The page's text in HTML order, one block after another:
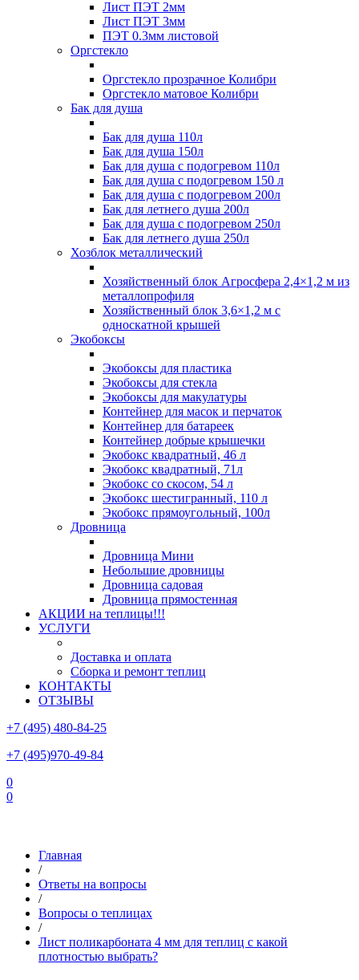
Лист ПЭТ 2мм
Лист ПЭТ 3мм
ПЭТ 0.3мм листовой
Оргстекло
Оргстекло прозрачное Колибри
Оргстекло матовое Колибри
Бак для душа
Бак для душа 110л
Бак для душа 150л
Бак для душа с подогревом 110л
Бак для душа с подогревом 150 л
Бак для душа с подогревом 200л
Бак для летнего душа 200л
Бак для душа с подогревом 250л
Бак для летнего душа 250л
Хозблок металлический
Хозяйственный блок Агросфера 2,4×1,2 м из
металлопрофиля
Хозяйственный блок 3,6×1,2 м с
односкатной крышей
Экобоксы
Экобоксы для пластика
Экобоксы для стекла
Экобоксы для макулатуры
Контейнер для масок и перчаток
Контейнер для батареек
Контейнер добрые крышечки
Экобокс квадратный, 46 л
Экобокс квадратный, 71л
Экобокс со скосом, 54 л
Экобокс шестигранный, 110 л
Экобокс прямоугольный, 100л
Дровница
Дровница Мини
Небольшие дровницы
Дровница садовая
Дровница прямостенная
АКЦИИ на теплицы!!!
УСЛУГИ
Доставка и оплата
Сборка и ремонт теплиц
КОНТАКТЫ
ОТЗЫВЫ
+7 (495) 480-84-25
+7 (495)970-49-84
0
0
Главная
/
Ответы на вопросы
/
Вопросы о теплицах
/
Лист поликарбоната 4 мм для теплиц с какой
плотностью выбрать?